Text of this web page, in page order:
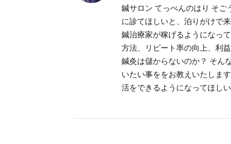
鍼サロン てっぺんのはり そ
に診てほしいと、泊りがけで
鍼治療家が稼げるようになっ
方法、リピート率の向上、利
鍼灸は儲からないのか？ そん
いたい事ををお教えいたしま
活をできるようになってほしい